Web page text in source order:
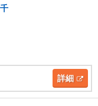
詳細